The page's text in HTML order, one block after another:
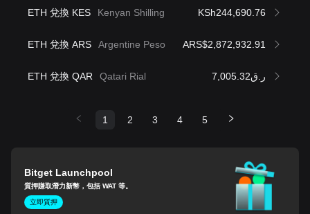
ETH 兌換 KES Kenyan Shilling KSh244,690.76
ETH 兌換 ARS Argentine Peso ARS$2,872,932.91
ETH 兌換 QAR Qatari Rial ر.ق7,005.32
1 2 3 4 5
Bitget Launchpool
質押賺取潛力新幣，包括 WAT 等。
立即質押